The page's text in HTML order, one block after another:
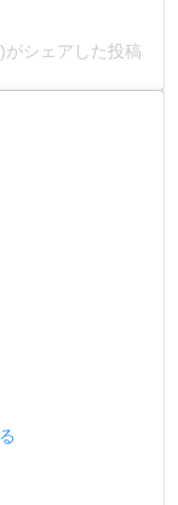
シェアした投稿